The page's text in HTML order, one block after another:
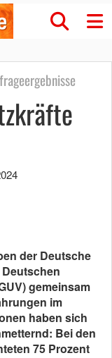
der Deutsche
gemeinsam
im
haben sich
Bei den
75 Prozent